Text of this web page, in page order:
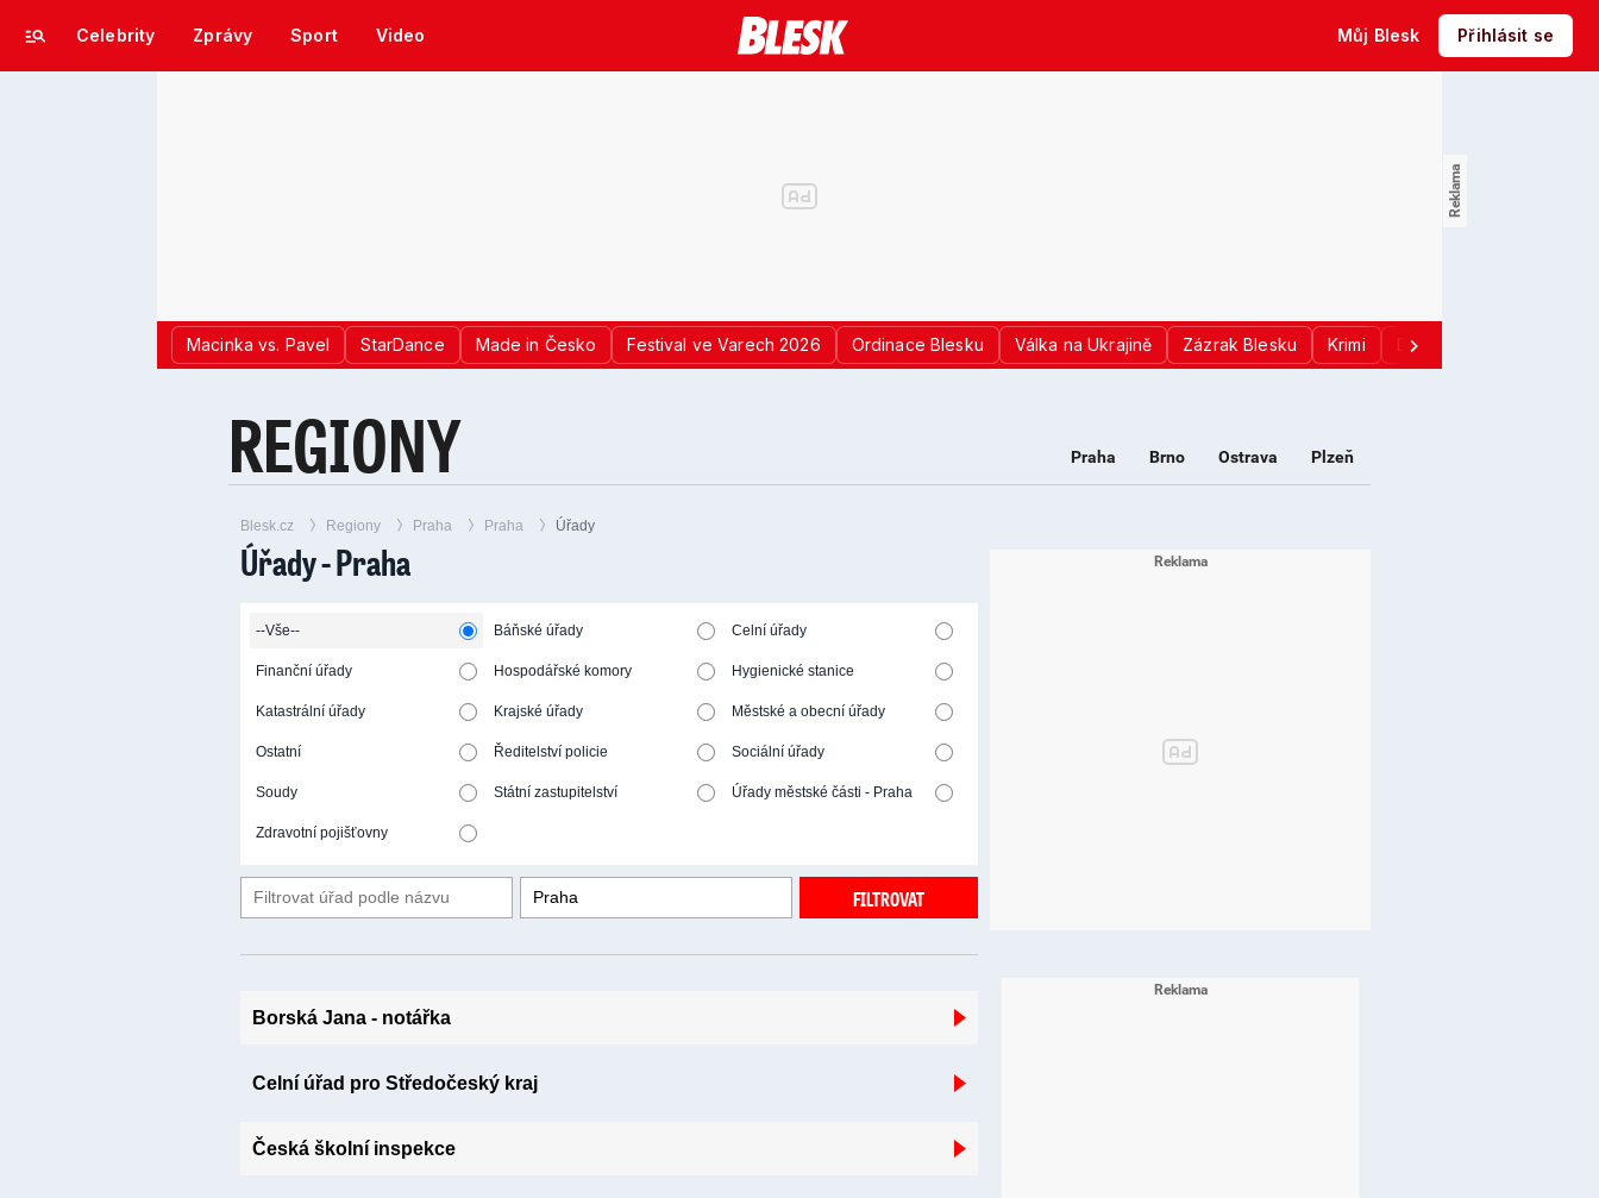
Celebrity Zprávy Sport Video Můj Blesk Přihlásit se
Macinka vs. Pavel StarDance Made in Česko Festival ve Varech 2026 Ordinace Blesku Válka na Ukrajině Zázrak Blesku Krimi Donald Trump
REGIONY Praha Brno Ostrava Plzeň
Blesk.cz Regiony
>
Praha
>
Praha
>
Úřady
Úřady - Praha
--Vše-- Báňské úřady Celní úřady
Finanční úřady Hospodářské komory Hygienické stanice
Katastrální úřady Krajské úřady Městské a obecní úřady
Ostatní Ředitelství policie Sociální úřady
Soudy Státní zastupitelství Úřady městské části - Praha
Zdravotní pojišťovny
Borská Jana - notářka
Celní úřad pro Středočeský kraj
Česká školní inspekce